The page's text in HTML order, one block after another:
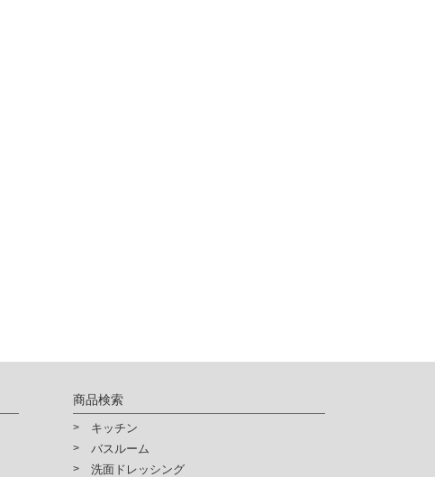
商品検索
キッチン
バスルーム
洗面ドレッシング